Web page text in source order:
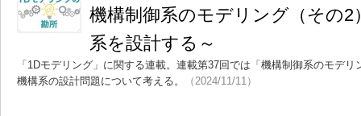
機構制御系のモデリング（その2
系を設計する～
「1Dモデリング」に関する連載。連載第37回では「機構制御系のモデ
機構系の設計問題について考える。
（2024/11/11）